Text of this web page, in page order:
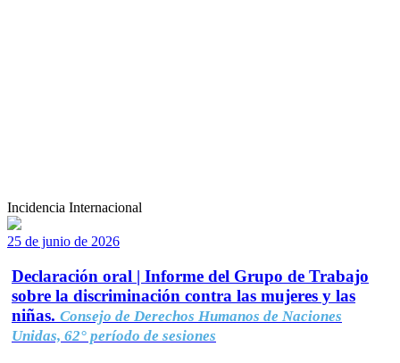
Incidencia Internacional
25 de junio de 2026
Declaración oral | Informe del Grupo de Trabajo
sobre la discriminación contra las mujeres y las
niñas. Consejo de Derechos Humanos de Naciones
Unidas, 62° período de sesiones